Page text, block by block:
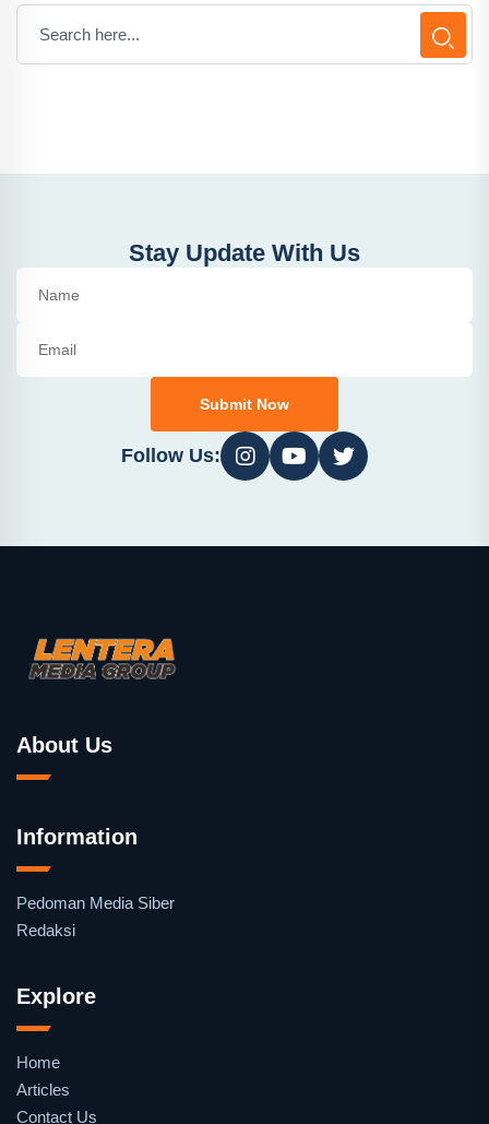
Stay Update With Us
Submit Now
Follow Us:
About Us
Information
Pedoman Media Siber
Redaksi
Explore
Home
Articles
Contact Us